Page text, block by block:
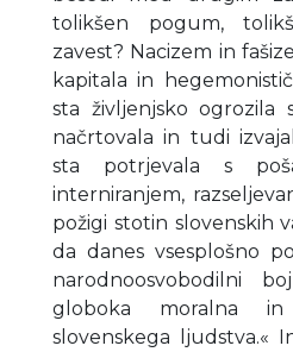
tolikšen pogum,
zavest? Nacizem in
kapitala in
sta življenjsko ogrozila
načrtovala in tudi
sta potrjevala s
interniranjem,
požigi stotin slovenskih
da danes vsesplošno
narodnoosvobodilni
globoka moralna
slovenskega ljudstva.«